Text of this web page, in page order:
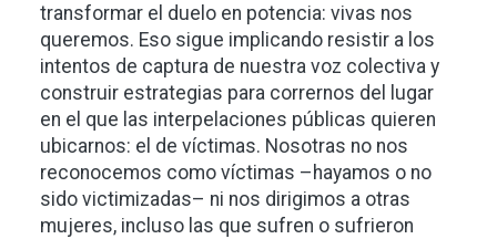
transformar el duelo en potencia: vivas nos
queremos. Eso sigue implicando resistir a los
intentos de captura de nuestra voz colectiva y
construir estrategias para corrernos del lugar
en el que las interpelaciones públicas quieren
ubicarnos: el de víctimas. Nosotras no nos
reconocemos como víctimas –hayamos o no
sido victimizadas– ni nos dirigimos a otras
mujeres, incluso las que sufren o sufrieron